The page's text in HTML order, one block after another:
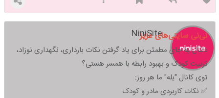
NiniSite
نی‌نی سایتی‌های عزیز
دنبال یه جای مطمئن برای یاد گرفتن نکات بارداری، نگهداری نوزاد،
تربیت کودک و بهبود رابطه با همسر هستی؟
توی کانال "بله" ما هر روز:
✅ نکات کاربردی مادر و کودک